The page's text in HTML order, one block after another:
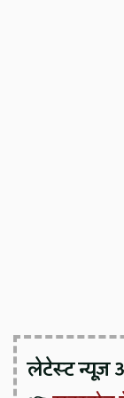
लेटेस्ट न्यूज़